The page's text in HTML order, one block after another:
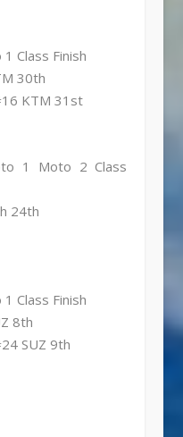
Class Finish
30th
KTM 31st
1 Moto 2 Class
24th
Class Finish
8th
SUZ 9th